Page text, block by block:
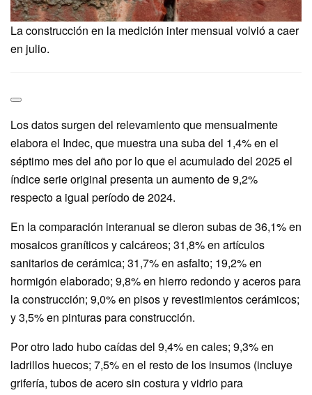
La construcción en la medición inter mensual volvió a caer
en julio.
Los datos surgen del relevamiento que mensualmente
elabora el Indec, que muestra una suba del 1,4% en el
séptimo mes del año por lo que el acumulado del 2025 el
índice serie original presenta un aumento de 9,2%
respecto a igual período de 2024.
En la comparación interanual se dieron subas de 36,1% en
mosaicos graníticos y calcáreos; 31,8% en artículos
sanitarios de cerámica; 31,7% en asfalto; 19,2% en
hormigón elaborado; 9,8% en hierro redondo y aceros para
la construcción; 9,0% en pisos y revestimientos cerámicos;
y 3,5% en pinturas para construcción.
Por otro lado hubo caídas del 9,4% en cales; 9,3% en
ladrillos huecos; 7,5% en el resto de los insumos (incluye
grifería, tubos de acero sin costura y vidrio para